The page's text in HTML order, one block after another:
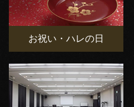
お祝い・ハレの日